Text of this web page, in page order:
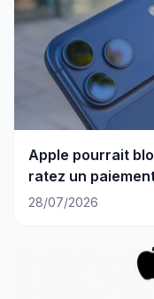
Apple pourrait
ratez un
28/07/2026